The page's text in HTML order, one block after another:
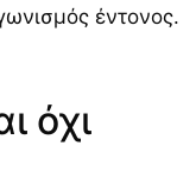
έντονος.
όχι